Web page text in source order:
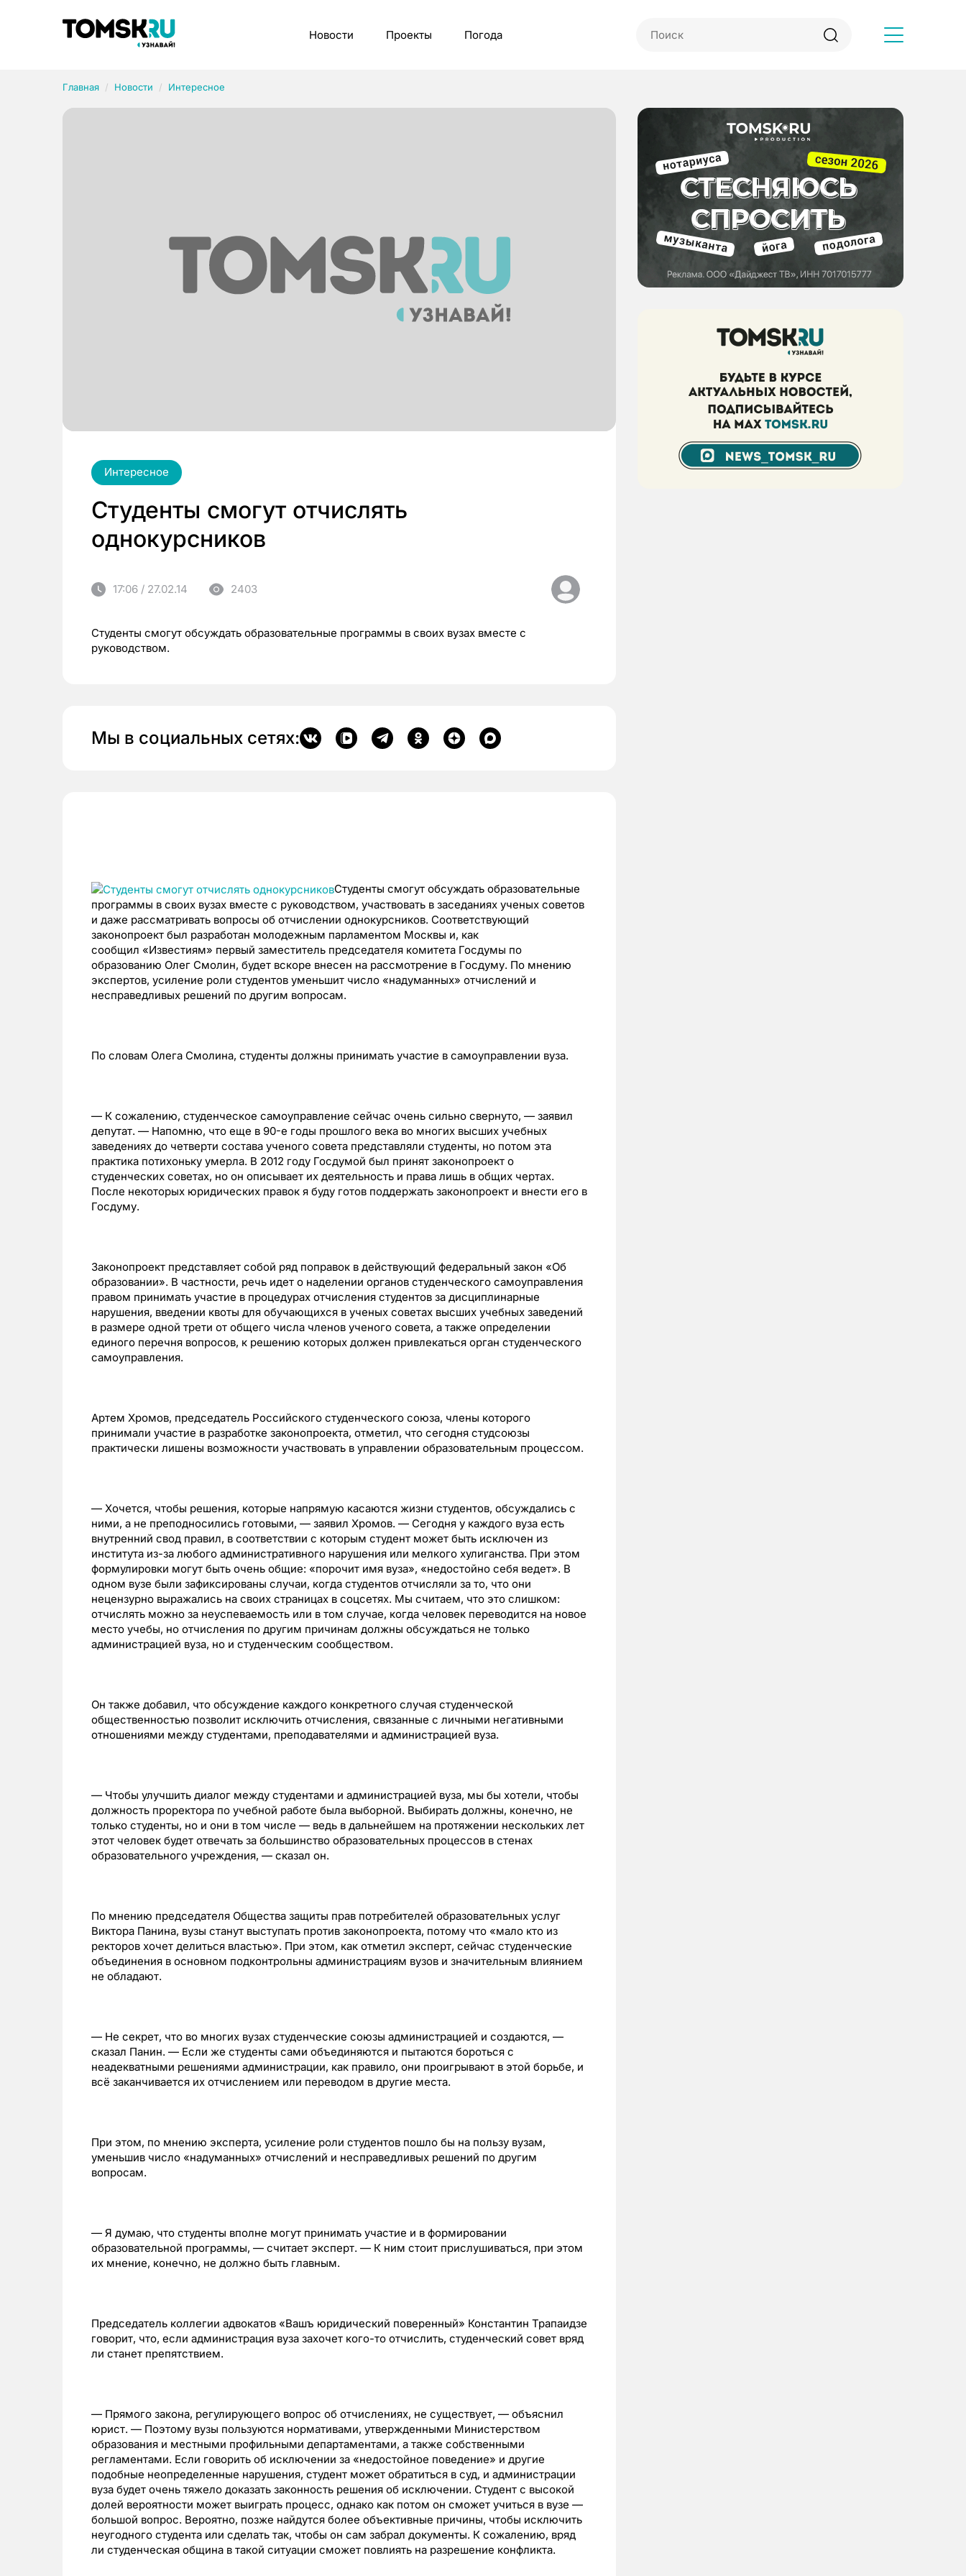
Новости Проекты Погода
Главная Новости Интересное
Интересное
Студенты смогут отчислять
однокурсников
17:06 / 27.02.14 2403
Студенты смогут обсуждать образовательные программы в своих вузах вместе с
руководством.
Мы в социальных сетях:
Студенты смогут обсуждать образовательные
программы в своих вузах вместе с руководством, участвовать в заседаниях ученых советов
и даже рассматривать вопросы об отчислении однокурсников. Соответствующий
законопроект был разработан молодежным парламентом Москвы и, как
сообщил «Известиям» первый заместитель председателя комитета Госдумы по
образованию Олег Смолин, будет вскоре внесен на рассмотрение в Госдуму. По мнению
экспертов, усиление роли студентов уменьшит число «надуманных» отчислений и
несправедливых решений по другим вопросам.
По словам Олега Смолина, студенты должны принимать участие в самоуправлении вуза.
— К сожалению, студенческое самоуправление сейчас очень сильно свернуто, — заявил
депутат. — Напомню, что еще в 90-е годы прошлого века во многих высших учебных
заведениях до четверти состава ученого совета представляли студенты, но потом эта
практика потихоньку умерла. В 2012 году Госдумой был принят законопроект о
студенческих советах, но он описывает их деятельность и права лишь в общих чертах.
После некоторых юридических правок я буду готов поддержать законопроект и внести его в
Госдуму.
Законопроект представляет собой ряд поправок в действующий федеральный закон «Об
образовании». В частности, речь идет о наделении органов студенческого самоуправления
правом принимать участие в процедурах отчисления студентов за дисциплинарные
нарушения, введении квоты для обучающихся в ученых советах высших учебных заведений
в размере одной трети от общего числа членов ученого совета, а также определении
единого перечня вопросов, к решению которых должен привлекаться орган студенческого
самоуправления.
Артем Хромов, председатель Российского студенческого союза, члены которого
принимали участие в разработке законопроекта, отметил, что сегодня студсоюзы
практически лишены возможности участвовать в управлении образовательным процессом.
— Хочется, чтобы решения, которые напрямую касаются жизни студентов, обсуждались с
ними, а не преподносились готовыми, — заявил Хромов. — Сегодня у каждого вуза есть
внутренний свод правил, в соответствии с которым студент может быть исключен из
института из-за любого административного нарушения или мелкого хулиганства. При этом
формулировки могут быть очень общие: «порочит имя вуза», «недостойно себя ведет». В
одном вузе были зафиксированы случаи, когда студентов отчисляли за то, что они
нецензурно выражались на своих страницах в соцсетях. Мы считаем, что это слишком:
отчислять можно за неуспеваемость или в том случае, когда человек переводится на новое
место учебы, но отчисления по другим причинам должны обсуждаться не только
администрацией вуза, но и студенческим сообществом.
Он также добавил, что обсуждение каждого конкретного случая студенческой
общественностью позволит исключить отчисления, связанные с личными негативными
отношениями между студентами, преподавателями и администрацией вуза.
— Чтобы улучшить диалог между студентами и администрацией вуза, мы бы хотели, чтобы
должность проректора по учебной работе была выборной. Выбирать должны, конечно, не
только студенты, но и они в том числе — ведь в дальнейшем на протяжении нескольких лет
этот человек будет отвечать за большинство образовательных процессов в стенах
образовательного учреждения, — сказал он.
По мнению председателя Общества защиты прав потребителей образовательных услуг
Виктора Панина, вузы станут выступать против законопроекта, потому что «мало кто из
ректоров хочет делиться властью». При этом, как отметил эксперт, сейчас студенческие
объединения в основном подконтрольны администрациям вузов и значительным влиянием
не обладают.
— Не секрет, что во многих вузах студенческие союзы администрацией и создаются, —
сказал Панин. — Если же студенты сами объединяются и пытаются бороться с
неадекватными решениями администрации, как правило, они проигрывают в этой борьбе, и
всё заканчивается их отчислением или переводом в другие места.
При этом, по мнению эксперта, усиление роли студентов пошло бы на пользу вузам,
уменьшив число «надуманных» отчислений и несправедливых решений по другим
вопросам.
— Я думаю, что студенты вполне могут принимать участие и в формировании
образовательной программы, — считает эксперт. — К ним стоит прислушиваться, при этом
их мнение, конечно, не должно быть главным.
Председатель коллегии адвокатов «Вашъ юридический поверенный» Константин Трапаидзе
говорит, что, если администрация вуза захочет кого-то отчислить, студенческий совет вряд
ли станет препятствием.
— Прямого закона, регулирующего вопрос об отчислениях, не существует, — объяснил
юрист. — Поэтому вузы пользуются нормативами, утвержденными Министерством
образования и местными профильными департаментами, а также собственными
регламентами. Если говорить об исключении за «недостойное поведение» и другие
подобные неопределенные нарушения, студент может обратиться в суд, и администрации
вуза будет очень тяжело доказать законность решения об исключении. Студент с высокой
долей вероятности может выиграть процесс, однако как потом он сможет учиться в вузе —
большой вопрос. Вероятно, позже найдутся более объективные причины, чтобы исключить
неугодного студента или сделать так, чтобы он сам забрал документы. К сожалению, вряд
ли студенческая община в такой ситуации сможет повлиять на разрешение конфликта.
Рубрики